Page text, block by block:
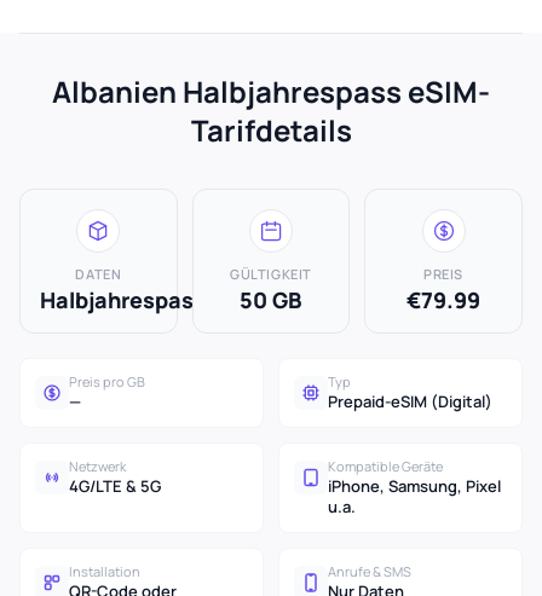
Albanien Halbjahrespass eSIM-
Tarifdetails
DATEN
Halbjahrespass
GÜLTIGKEIT
50 GB
PREIS
€79.99
Preis pro GB
—
Typ
Prepaid-eSIM (Digital)
Netzwerk
4G/LTE & 5G
Kompatible Geräte
iPhone, Samsung, Pixel
u.a.
Installation
QR-Code oder
Anrufe & SMS
Nur Daten